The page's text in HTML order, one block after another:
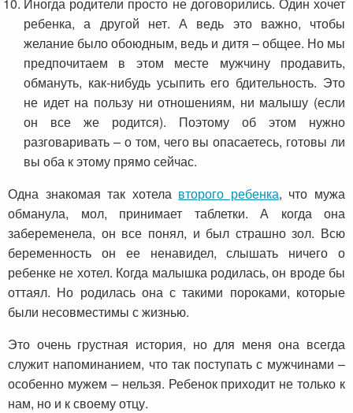
ребенка, а другой нет. А ведь это важно, чтобы
желание было обоюдным, ведь и дитя – общее. Но мы
предпочитаем в этом месте мужчину продавить,
обмануть, как-нибудь усыпить его бдительность. Это
не идет на пользу ни отношениям, ни малышу (если
он все же родится). Поэтому об этом нужно
разговаривать – о том, чего вы опасаетесь, готовы ли
вы оба к этому прямо сейчас.
Одна знакомая так хотела второго ребенка, что мужа
обманула, мол, принимает таблетки. А когда она
забеременела, он все понял, и был страшно зол. Всю
беременность он ее ненавидел, слышать ничего о
ребенке не хотел. Когда малышка родилась, он вроде бы
оттаял. Но родилась она с такими пороками, которые
были несовместимы с жизнью.
Это очень грустная история, но для меня она всегда
служит напоминанием, что так поступать с мужчинами –
особенно мужем – нельзя. Ребенок приходит не только к
нам, но и к своему отцу.